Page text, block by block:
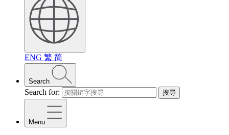
ENG 繁 简
Search
Search for: 搜尋
Menu